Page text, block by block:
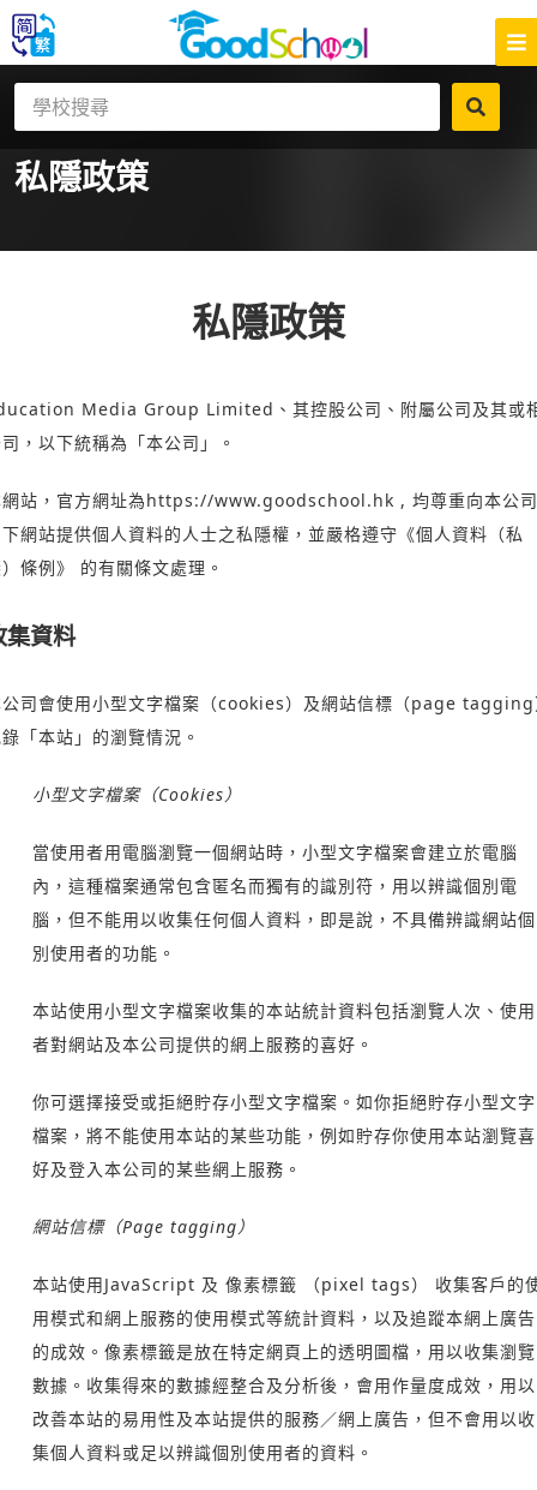
私隱政策
私隱政策
Media Group Limited、其控股公司、附屬公司及其或
，以下統稱為「本公司」。
站，官方網址為https://www.goodschool.hk , 均尊重向本公司
網站提供個人資料的人士之私隱權，並嚴格遵守 《個人資料（私
條例》
的有關條文處理。
集資料
司會使用小型文字檔案（cookies）及網站信標（page
「本站」的瀏覽情況。
小型文字檔案（Cookies）
當使用者用電腦瀏覽一個網站時，小型文字檔案會建立於電腦
內，這種檔案通常包含匿名而獨有的識別符，用以辨識個別電
腦，但不能用以收集任何個人資料，即是說，不具備辨識網站個
別使用者的功能。
本站使用小型文字檔案收集的本站統計資料包括瀏覽人次、使用
者對網站及本公司提供的網上服務的喜好。
你可選擇接受或拒絕貯存小型文字檔案。如你拒絕貯存小型文字
檔案，將不能使用本站的某些功能，例如貯存你使用本站瀏覽喜
好及登入本公司的某些網上服務。
網站信標（Page tagging）
本站使用JavaScript 及 像素標籤 （pixel tags） 收集客戶的
用模式和網上服務的使用模式等統計資料，以及追蹤本網上廣告
的成效。像素標籤是放在特定網頁上的透明圖檔，用以收集瀏覽
數據。收集得來的數據經整合及分析後，會用作量度成效，用以
改善本站的易用性及本站提供的服務／網上廣告，但不會用以收
集個人資料或足以辨識個別使用者的資料。